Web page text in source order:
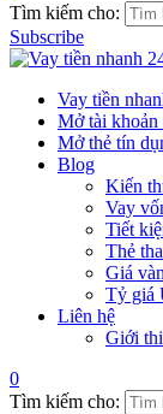
Tìm kiếm cho:
Subscribe
Vay tiền
Mở tài khoản
Mở thẻ tín
Blog
Kiến
Vay
Tiết
Thẻ
Giá
Tỷ giá
Liên hệ
Giới
0
Tìm kiếm cho: